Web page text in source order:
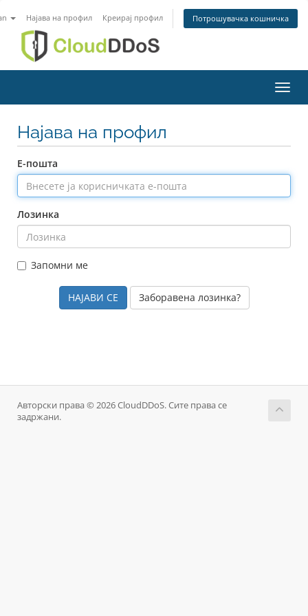
Најава на профил Креирај профил Потрошувачка кошничка
Најава на профил
Е-пошта
Лозинка
Запомни ме
Заборавена лозинка?
Авторски права © 2026 CloudDDoS. Сите права се
задржани.